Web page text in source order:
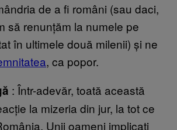
de a fi români (sau daci,
să renunțăm la numele pe
în ultimele două milenii) și ne
, ca popor.
: Într-adevăr, toată această
la mizeria din jur, la tot ce
Unii oameni implicați